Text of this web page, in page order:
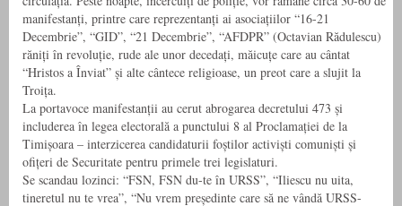
manifestanți, printre care reprezentanți ai asociațiilor “16-21
Decembrie”, “GID”, “21 Decembrie”, “AFDPR” (Octavian Rădulescu)
răniți în revoluție, rude ale unor decedați, măicuțe care au cântat
“Hristos a Înviat” și alte cântece religioase, un preot care a slujit la
Troița.
La portavoce manifestanții au cerut abrogarea decretului 473 și
includerea în legea electorală a punctului 8 al Proclamației de la
Timișoara – interzicerea candidaturii foștilor activiști comuniști și
ofițeri de Securitate pentru primele trei legislaturi.
Se scandau lozinci: “FSN, FSN du-te în URSS”, “Iliescu nu uita,
tineretul nu te vrea”, “Nu vrem președinte care să ne vândă URSS-